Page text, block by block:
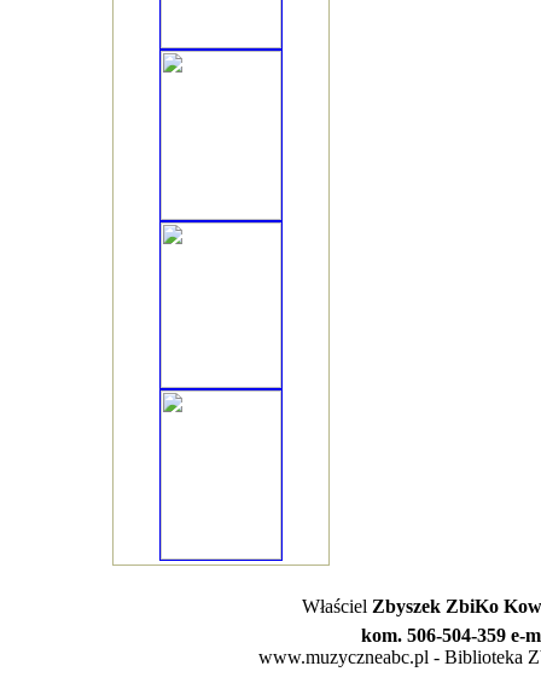
Właściel Zbyszek ZbiKo
kom. 506-504-359 e-
www.muzyczneabc.pl - Biblioteka